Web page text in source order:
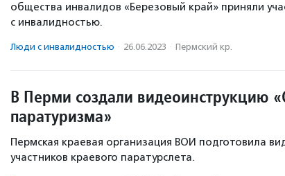
общества инвалидов «Березовый край» приняли
с инвалидностью.
Люди с инвалидностью · 26.06.2023 · Пермский кр.
В Перми создали видеоинструкцию
паратуризма»
Пермская краевая организация ВОИ подготовила
участников краевого паратурслета.